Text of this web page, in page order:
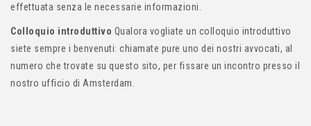
effettuata senza le necessarie informazioni.
Colloquio introduttivo Qualora vogliate un colloquio introduttivo
siete sempre i benvenuti: chiamate pure uno dei nostri avvocati, al
numero che trovate su questo sito, per fissare un incontro presso il
nostro ufficio di Amsterdam.